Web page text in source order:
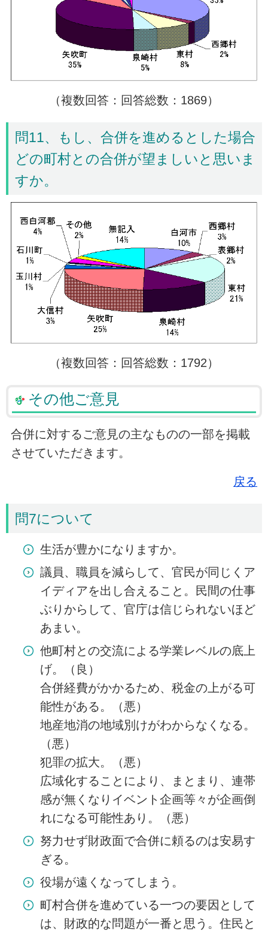
（複数回答：回答総数：1869）
問11、もし、合併を進めるとした場合
どの町村との合併が望ましいと思いま
すか。
（複数回答：回答総数：1792）
その他ご意見
合併に対するご意見の主なものの一部を掲載
させていただきます。
戻る
問7について
生活が豊かになりますか。
議員、職員を減らして、官民が同じくア
イディアを出し合えること。民間の仕事
ぶりからして、官庁は信じられないほど
あまい。
他町村との交流による学業レベルの底上
げ。（良）
合併経費がかかるため、税金の上がる可
能性がある。（悪）
地産地消の地域別けがわからなくなる。
（悪）
犯罪の拡大。（悪）
広域化することにより、まとまり、連帯
感が無くなりイベント企画等々が企画倒
れになる可能性あり。（悪）
努力せず財政面で合併に頼るのは安易す
ぎる。
役場が遠くなってしまう。
町村合併を進めている一つの要因として
は、財政的な問題が一番と思う。住民と